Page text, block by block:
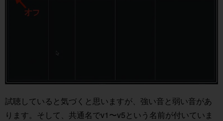
試聴していると気づくと思いますが、強い音と弱い音があ
ります。そして、共通名でv1〜v5という名前が付いていま